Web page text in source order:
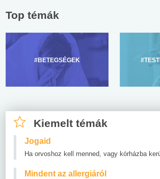
Top témák
#BETEGSÉGEK
Kiemelt témák
Jogaid
Ha orvoshoz kell menned, vagy kórházba
Mindent az allergiáról